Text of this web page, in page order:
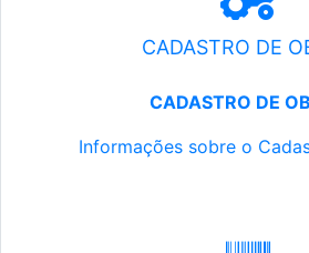
CADASTRO DE
CADASTRO DE
Informações sobre o